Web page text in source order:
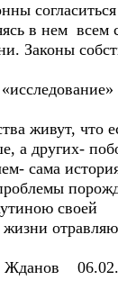
в нем всем
Законы
живут, что
а других-
сама
своей